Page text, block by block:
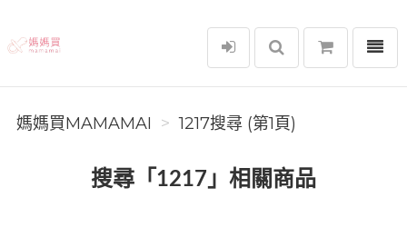
媽媽買MAMAMAI
選單
媽媽買MAMAMAI 1217搜尋 (第1頁)
搜尋「1217」相關商品